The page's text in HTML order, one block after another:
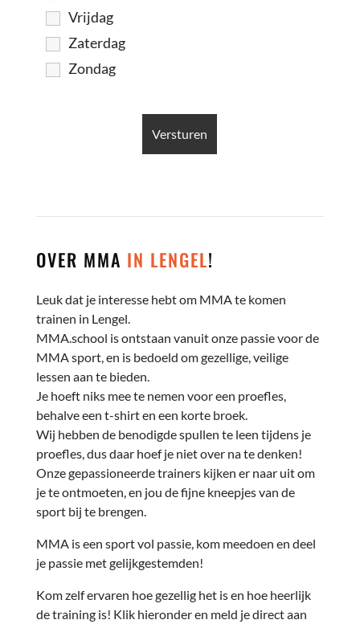
Vrijdag
Zaterdag
Zondag
OVER MMA IN LENGEL!
Leuk dat je interesse hebt om MMA te komen
trainen in Lengel.
MMA.school is ontstaan vanuit onze passie voor de
MMA sport, en is bedoeld om gezellige, veilige
lessen aan te bieden.
Je hoeft niks mee te nemen voor een proefles,
behalve een t-shirt en een korte broek.
Wij hebben de benodigde spullen te leen tijdens je
proefles, dus daar hoef je niet over na te denken!
Onze gepassioneerde trainers kijken er naar uit om
je te ontmoeten, en jou de fijne kneepjes van de
sport bij te brengen.
MMA is een sport vol passie, kom meedoen en deel
je passie met gelijkgestemden!
Kom zelf ervaren hoe gezellig het is en hoe heerlijk
de training is! Klik hieronder en meld je direct aan